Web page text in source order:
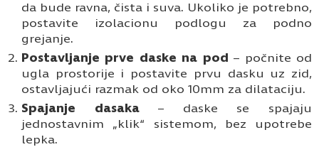
da bude ravna, čista i suva. Ukoliko je potrebno,
postavite izolacionu podlogu za podno
grejanje.
Postavljanje prve daske na pod – počnite od
ugla prostorije i postavite prvu dasku uz zid,
ostavljajući razmak od oko 10mm za dilataciju.
Spajanje dasaka– daske se spajaju
jednostavnim „klik“ sistemom, bez upotrebe
lepka.